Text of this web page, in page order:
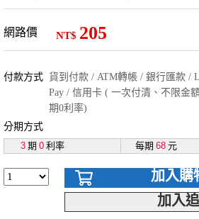
網路價 NT$ 205
付款方式 貨到付款 / ATM轉帳 / 銀行匯款 /
Pay / 信用卡 ( 一次付清、不限金
期0利率)
分期方式
3 期 0 利率 每期 68 元
加入購
加入